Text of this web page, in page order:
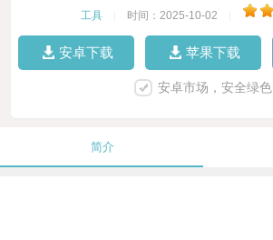
工具 时间：2025-10-02
安卓下载 苹果下载
安卓市场，安全绿色
简介